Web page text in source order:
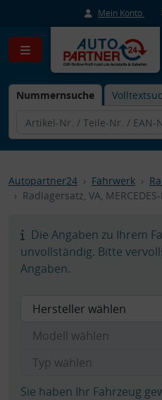
Mein Konto
Nummernsuche
Autopartner24 Fahrwerk
Radlagersatz, VA,
Die Angaben zu Ihrem
unvollständig. Bitte
Angaben.
Sie haben Ihr Fahrzeug